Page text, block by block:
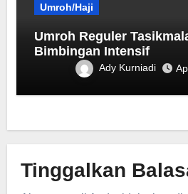
Umroh/Haji
Umroh Reguler
Bimbingan Intensif
Ady Kurniadi
Tinggalkan